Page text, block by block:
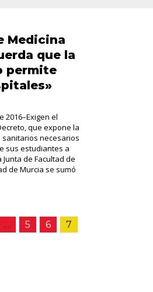
Medicina
que la
permite
2016–Exigen el
que expone la
sanitarios necesarios
sus estudiantes a
de Facultad de
de Murcia se sumó
… 5 6 7